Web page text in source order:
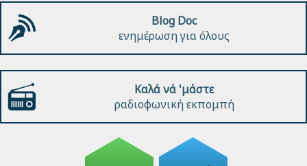
Blog Doc
ενημέρωση για όλους
Καλά νά 'μάστε
ραδιοφωνική εκπομπή